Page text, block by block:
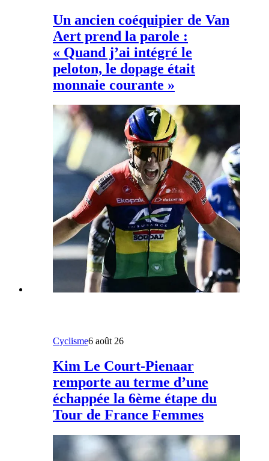
Un ancien coéquipier de Van
Aert prend la parole :
« Quand j’ai intégré le
peloton, le dopage était
monnaie courante »
Cyclisme6 août 26
Kim Le Court-Pienaar
remporte au terme d’une
échappée la 6ème étape du
Tour de France Femmes